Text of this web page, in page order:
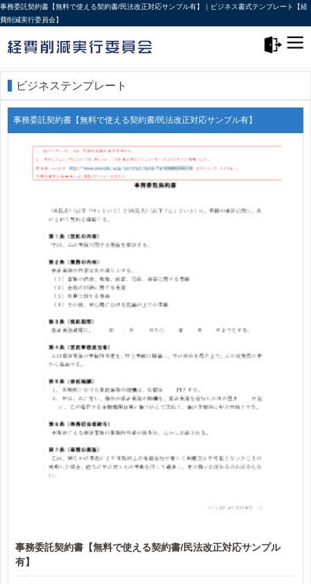
事務委託契約書【無料で使える契約書/民法改正対応サンプル有】｜ビジネス書式テンプレート【経
費削減実行委員会】
ビジネステンプレート
事務委託契約書【無料で使える契約書/民法改正対応サンプル有】
事務委託契約書【無料で使える契約書/民法改正対応サンプル
有】